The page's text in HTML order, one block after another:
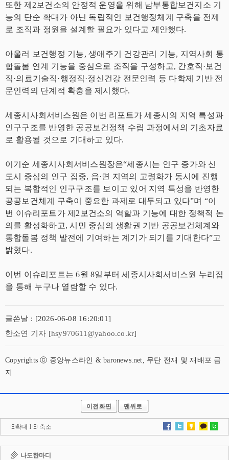
또한 제2보건소의 안정적 운영을 위해 남부통합보건지소 기
능의 단순 확대가 아닌 독립적인 보건행정체계 구축을 전제
로 조직과 정원을 설계할 필요가 있다고 제안했다.
아울러 보건행정 기능, 생애주기 건강관리 기능, 지역사회 통
합돌봄 연계 기능을 중심으로 조직을 구성하고, 간호직·보건
직·의료기술직·행정직·정신건강 전문인력 등 다학제 기반 전
문인력의 단계적 확충을 제시했다.
세종시사회서비스원은 이번 리포트가 세종시의 지역 특성과
인구구조를 반영한 공공보건정책 수립 과정에서의 기초자료
로 활용될 것으로 기대하고 있다.
이기순 세종시사회서비스원장은“세종시는 인구 증가와 신
도시 중심의 인구 집중, 읍·면 지역의 고령화가 동시에 진행
되는 복합적인 인구구조를 보이고 있어 지역 특성을 반영한
공공보건체계 구축이 중요한 과제로 대두되고 있다”며 “이
번 이슈리포트가 제2보건소의 역할과 기능에 대한 정책적 논
의를 활성화하고, 시민 중심의 생활권 기반 공공보건체계와
통합돌봄 정책 발전에 기여하는 계기가 되기를 기대한다”고
밝혔다.
이번 이슈리포트는 6월 8일부터 세종시사회서비스원 누리집
을 통해 누구나 열람할 수 있다.
글쓴날 : [2026-06-08 16:20:01]
한소연 기자 [hsy970611@yahoo.co.kr]
Copyrights ⓒ 중앙뉴스라인 & baronews.net, 무단 전재 및 재배포 금
지
이전화면 맨위로
확대 l 축소